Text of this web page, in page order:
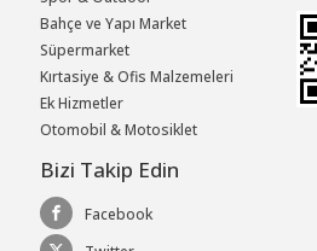
Bahçe ve Yapı Market
Süpermarket
Kırtasiye & Ofis Malzemeleri
Ek Hizmetler
Otomobil & Motosiklet
Bizi Takip Edin
Facebook